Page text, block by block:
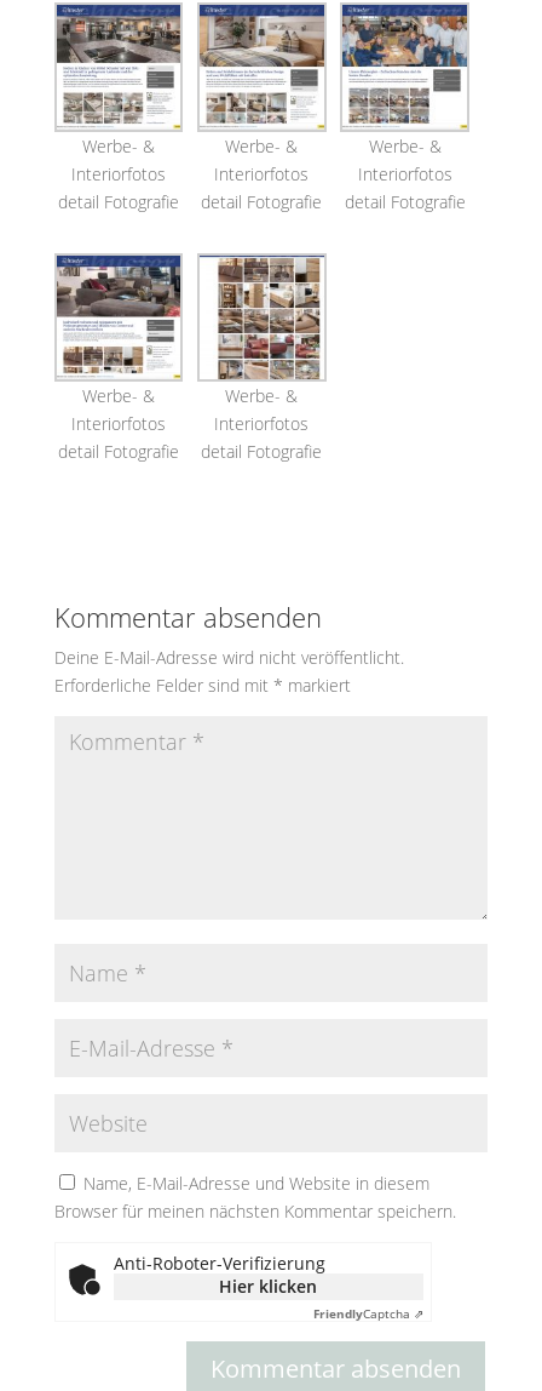
Werbe- &
Interiorfotos
detail Fotografie
Werbe- &
Interiorfotos
detail Fotografie
Werbe- &
Interiorfotos
detail Fotografie
Werbe- &
Interiorfotos
detail Fotografie
Werbe- &
Interiorfotos
detail Fotografie
Kommentar absenden
Deine E-Mail-Adresse wird nicht veröffentlicht.
Erforderliche Felder sind mit * markiert
Name, E-Mail-Adresse und Website in diesem
Browser für meinen nächsten Kommentar speichern.
Anti-Roboter-Verifizierung
Hier klicken
FriendlyCaptcha ⇗